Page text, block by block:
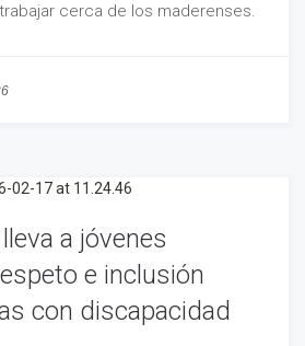
cerca de los maderenses.
a jóvenes
e inclusión
con discapacidad